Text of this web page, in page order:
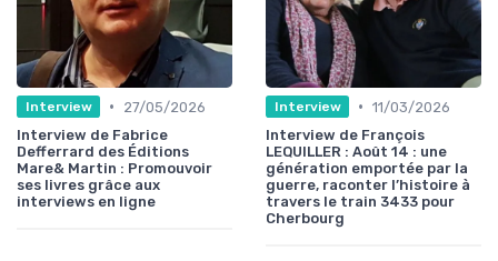
Interview •
27/05/2026
Interview de Fabrice
Defferrard des Éditions
Mare& Martin : Promouvoir
ses livres grâce aux
interviews en ligne
Interview • 11/03/2026
Interview de François
LEQUILLER : Août 14 : une
génération emportée par la
guerre, raconter l’histoire à
travers le train 3433 pour
Cherbourg